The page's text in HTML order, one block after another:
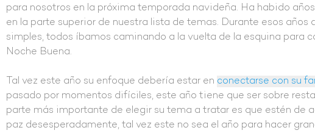
para nosotros en la próxima temporada navideña. Ha habido años
en la parte superior de nuestra lista de temas. Durante esos años
simples, todos íbamos caminando a la vuelta de la esquina para
Noche Buena.
Tal vez este año su enfoque debería estar en conectarse con su
pasado por momentos difíciles, este año tiene que ser sobre
parte más importante de elegir su tema a tratar es que estén de
paz desesperadamente, tal vez este no sea el año para hacer